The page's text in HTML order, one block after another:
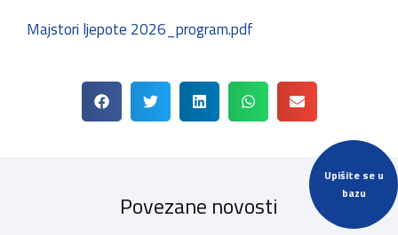
Upišite se u
bazu
Majstori ljepote 2026_program.pdf
Povezane novosti